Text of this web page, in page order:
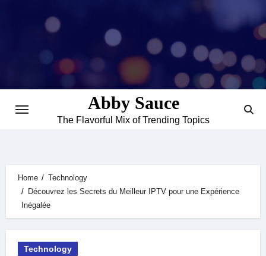
Abby Sauce
The Flavorful Mix of Trending Topics
Home
Technology
Découvrez les Secrets du Meilleur IPTV pour une Expérience
Inégalée
Technology